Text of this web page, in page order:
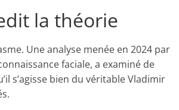
la théorie
Une analyse menée en 2024 par
faciale, a examiné de
s’agisse bien du véritable Vladimir